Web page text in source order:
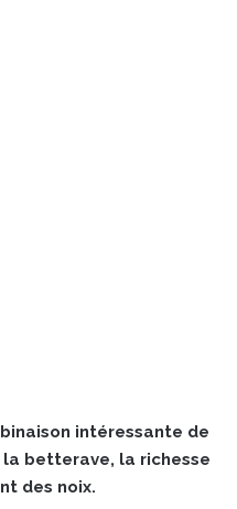
intéressante de
betterave, la richesse
des noix.